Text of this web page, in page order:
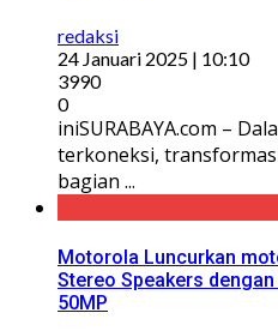
redaksi
24 Januari 2025 | 10:10
3990
0
iniSURABAYA.com –
terkoneksi,
bagian ...
Motorola Luncurkan
Stereo Speakers
50MP